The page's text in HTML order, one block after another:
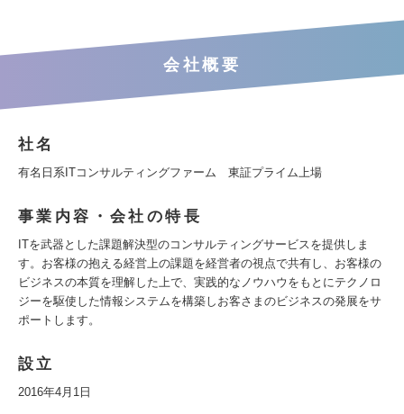
会社概要
社名
有名日系ITコンサルティングファーム 東証プライム上場
事業内容・会社の特長
ITを武器とした課題解決型のコンサルティングサービスを提供しま
す。お客様の抱える経営上の課題を経営者の視点で共有し、お客様の
ビジネスの本質を理解した上で、実践的なノウハウをもとにテクノロ
ジーを駆使した情報システムを構築しお客さまのビジネスの発展をサ
ポートします。
設立
2016年4月1日